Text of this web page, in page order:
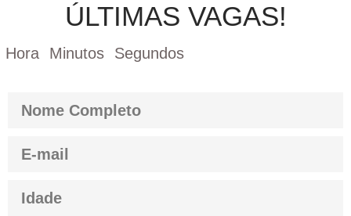
ÚLTIMAS VAGAS!
Hora Minutos Segundos